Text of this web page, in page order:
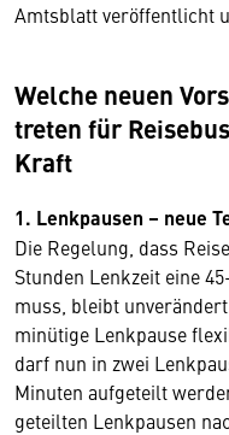
Amtsblatt veröffentlicht
Welche neuen
treten für
Kraft
1. Lenkpausen – neue
Die Regelung, dass
Stunden Lenkzeit eine
muss, bleibt
minütige Lenkpause
darf nun in zwei
Minuten aufgeteilt
geteilten Lenkpausen